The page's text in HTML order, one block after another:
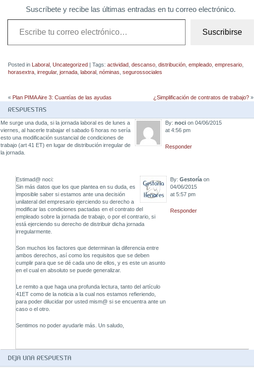
Suscríbete y recibe las últimas entradas en tu correo electrónico.
electrónico…
Suscribirse
Posted in Laboral Uncategorized | Tags: actividad descanso distribución empleado empresario
horasextra irregular, jornada laboral nóminas segurossociales
« Plan PIMA Aire 3: Cuantías de las ayudas ¿Simplificación de contratos de trabajo? »
RESPUESTAS
Me surge una duda, si la jornada laboral es de lunes a
viernes, al hacerle trabajar el sabado 6 horas no sería
esto una modificación sustancial de condiciones de
trabajo (art 41 ET) en lugar de distribución irregular de
la jornada.
By: noci on 04/06/2015
at 4:56 pm
Responder
Estimad@ noci:
Sin más datos que los que plantea en su duda, es
imposible saber si estamos ante una decisión
unilateral del empresario ejerciendo su derecho a
modificar las condiciones pactadas en el contrato del
empleado sobre la jornada de trabajo, o por el contrario, si
está ejerciendo su derecho de distribuir dicha jornada
irregularmente.
Son muchos los factores que determinan la diferencia entre
ambos derechos, así como los requisitos que se deben
cumplir para que se dé cada uno de ellos, y es este un asunto
en el cual en absoluto se puede generalizar.
Le remito a que haga una profunda lectura, tanto del artículo
41ET como de la noticia a la cual nos estamos refieriendo,
para poder dilucidar por usted mism@ si se encuentra ante un
caso o el otro.
Sentimos no poder ayudarle más. Un saludo,
By: Gestoría on
04/06/2015
at 5:57 pm
Responder
DEJA UNA RESPUESTA